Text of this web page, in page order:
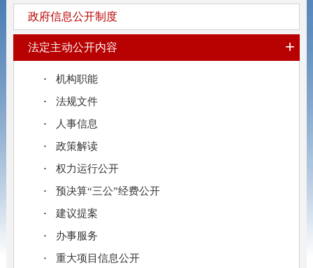
政府信息公开制度
法定主动公开内容 +
机构职能
法规文件
人事信息
政策解读
权力运行公开
预决算“三公”经费公开
建议提案
办事服务
重大项目信息公开